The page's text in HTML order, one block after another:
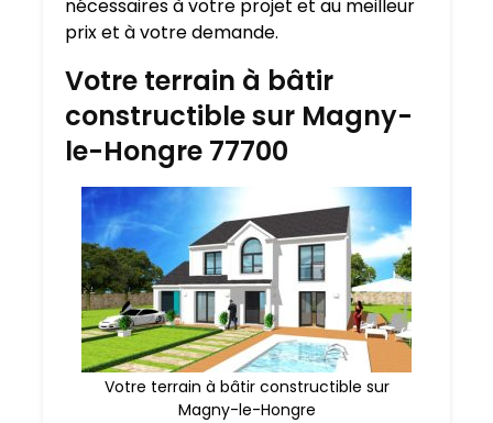
nécessaires à votre projet et au meilleur
prix et à votre demande.
Votre terrain à bâtir
constructible sur Magny-
le-Hongre 77700
Votre terrain à bâtir constructible sur
Magny-le-Hongre